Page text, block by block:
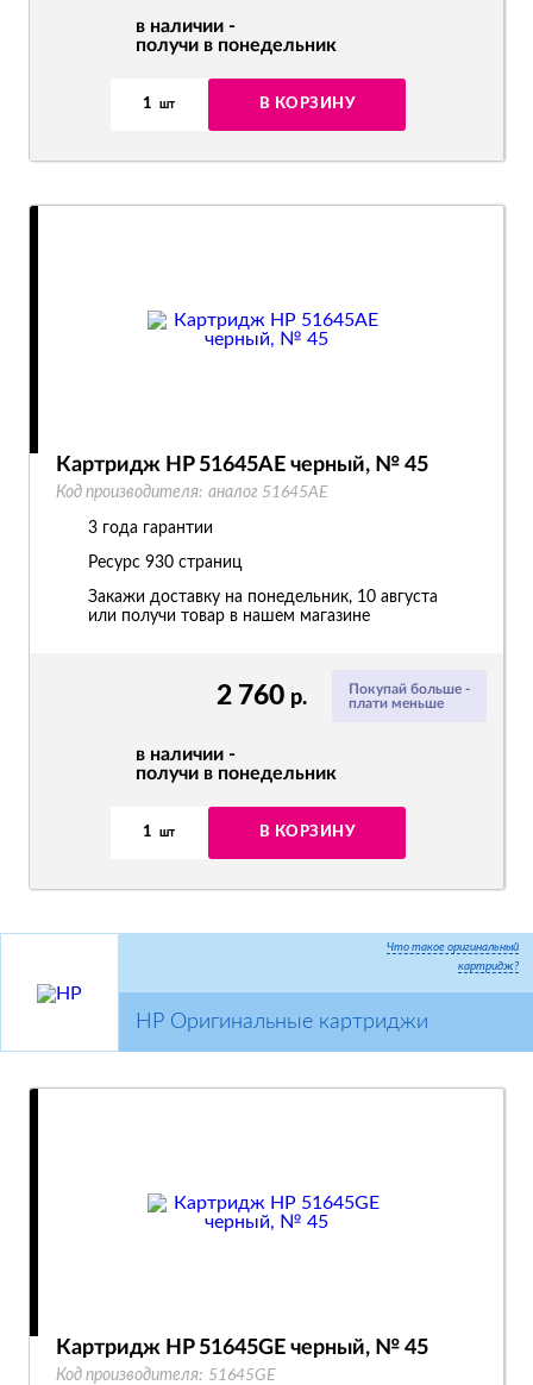
в наличии -
получи в понедельник
1 шт В КОРЗИНУ
Покупай больше -
плати меньше
2 760 р.
в наличии -
получи в понедельник
1 шт В КОРЗИНУ
Картридж HP 51645AE черный, № 45
Код производителя: аналог 51645AE
3 года гарантии
Ресурс 930 страниц
Закажи доставку на понедельник, 10 августа
или получи товар в нашем магазине
Что такое оригинальный
картридж?
HP Оригинальные картриджи
Картридж HP 51645GE черный, № 45
Код производителя: 51645GE